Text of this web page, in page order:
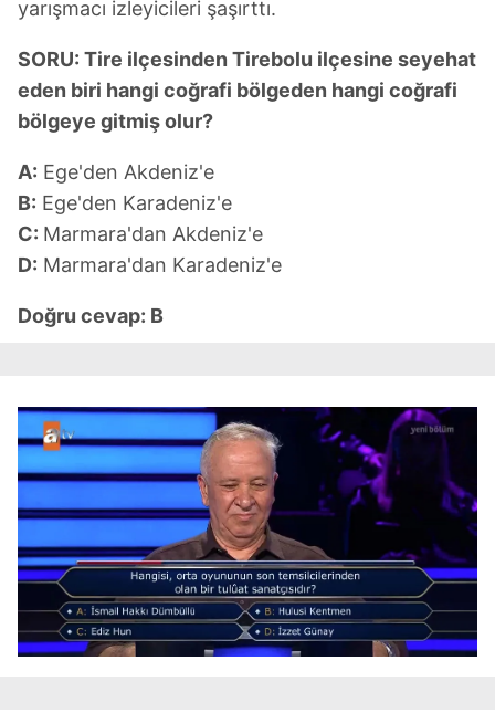
6698 sayılı Kişisel Verilerin Korunması Kanunu uyarınca
ilgili mevzuata uygun olarak kullanılan çerezlerle ilgili bilgi
almak için lütfentıklayınız.
yarışmacı izleyicileri şaşırttı.
SORU: Tire ilçesinden Tirebolu ilçesine seyehat
eden biri hangi coğrafi bölgeden hangi coğrafi
bölgeye gitmiş olur?
A: Ege'den Akdeniz'e
B: Ege'den Karadeniz'e
C: Marmara'dan Akdeniz'e
D: Marmara'dan Karadeniz'e
Doğru cevap: B